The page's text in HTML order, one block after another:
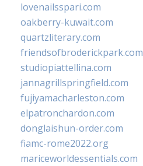
lovenailsspari.com
oakberry-kuwait.com
quartzliterary.com
friendsofbroderickpark.com
studiopiattellina.com
jannagrillspringfield.com
fujiyamacharleston.com
elpatronchardon.com
donglaishun-order.com
fiamc-rome2022.org
mariceworldessentials.com